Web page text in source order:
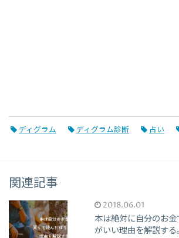
ディグラム ディグラム診断 占い
関連記事
2018.06.01
本は絶対に自分のお
がいい理由を解説する。